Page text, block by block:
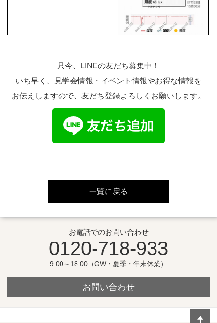
只今、LINEの友だち募集中！
いち早く、見学会情報・イベント情報やお得な情報を
お伝えしますので、友だち登録よろしくお願いします。
一覧に戻る
お電話でのお問い合わせ
0120-718-933
9:00～18:00（GW・夏季・年末休業）
お問い合わせ